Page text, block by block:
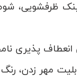
ظرفشویی،
پذیری
مهر زدن،